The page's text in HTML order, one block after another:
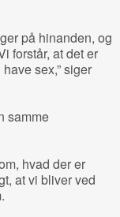
på hinanden, og
forstår, at det er
sex,” siger
samme
hvad der er
at vi bliver ved